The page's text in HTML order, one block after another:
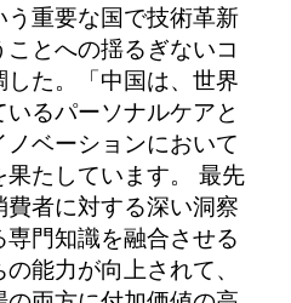
重要な国で技術革新
とへの揺るぎないコ
した。「中国は、世界
るパーソナルケアと
ベーションにおいて
たしています。 最先
者に対する深い洞察
門知識を融合させる
能力が向上されて、